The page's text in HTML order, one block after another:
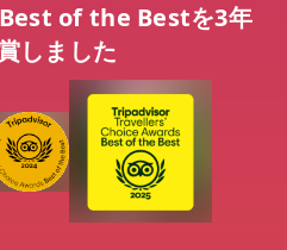
of the Bestを3年
しました